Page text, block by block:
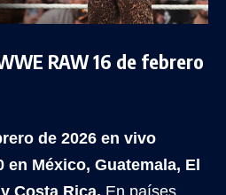
RAW 16 de febrero
de 2026 en vivo
en México, Guatemala, El
Costa Rica. En países